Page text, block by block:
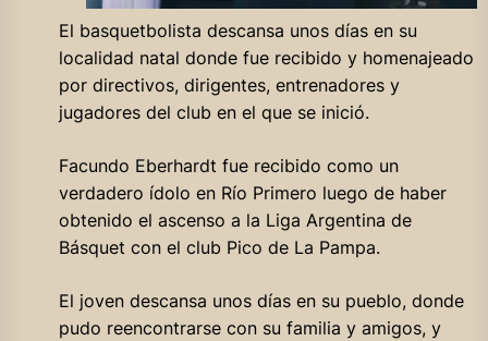
El basquetbolista descansa unos días en su
localidad natal donde fue recibido y homenajeado
por directivos, dirigentes, entrenadores y
jugadores del club en el que se inició.
Facundo Eberhardt fue recibido como un
verdadero ídolo en Río Primero luego de haber
obtenido el ascenso a la Liga Argentina de
Básquet con el club Pico de La Pampa.
El joven descansa unos días en su pueblo, donde
pudo reencontrarse con su familia y amigos, y